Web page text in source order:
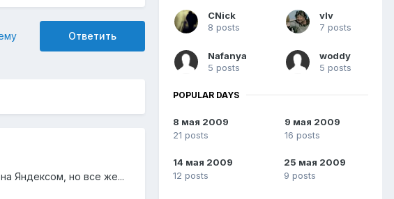
Ответить
Яндексом, но все же...
CNick
8 posts
vIv
7 posts
Nafanya
5 posts
woddy
5 posts
POPULAR DAYS
8 мая 2009
21 posts
9 мая 2009
16 posts
14 мая 2009
12 posts
25 мая 2009
9 posts